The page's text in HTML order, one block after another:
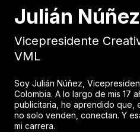
Julián Núñez
Vicepresidente
VML
Soy Julián Núñez,
Colombia. A lo largo de mis 17
publicitaria, he aprendido que,
no solo venden, conectan. Y
mi carrera.